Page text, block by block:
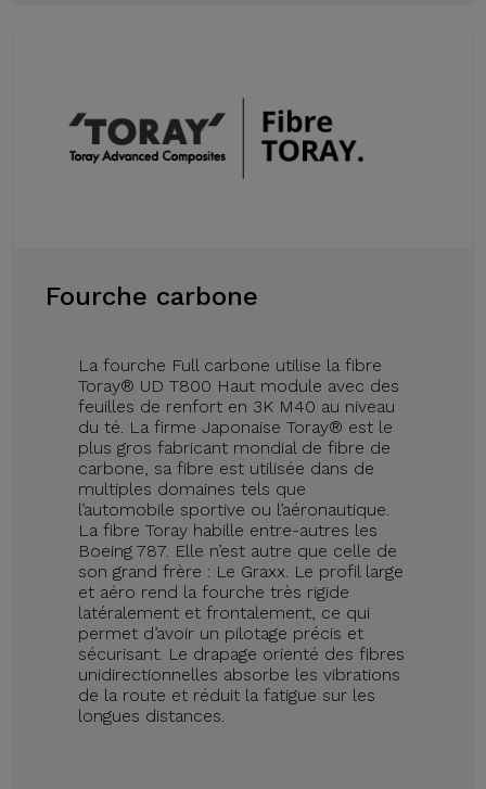
Fourche carbone
La fourche Full carbone utilise la fibre
Toray® UD T800 Haut module avec des
feuilles de renfort en 3K M40 au niveau
du té. La firme Japonaise Toray® est le
plus gros fabricant mondial de fibre de
carbone, sa fibre est utilisée dans de
multiples domaines tels que
l’automobile sportive ou l’aéronautique.
La fibre Toray habille entre-autres les
Boeing 787. Elle n’est autre que celle de
son grand frère : Le Graxx. Le profil large
et aéro rend la fourche très rigide
latéralement et frontalement, ce qui
permet d’avoir un pilotage précis et
sécurisant. Le drapage orienté des fibres
unidirectionnelles absorbe les vibrations
de la route et réduit la fatigue sur les
longues distances.